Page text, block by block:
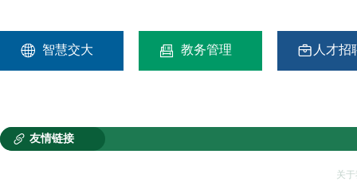
 智慧交大  教务管理  人才招
 友情链接
关